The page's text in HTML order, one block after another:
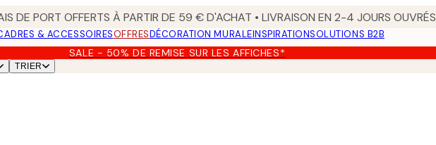
DE PORT OFFERTS À PARTIR DE 59 € D'ACHAT • LIVRAISON EN 2-4 JOURS OUVRÉS
& ACCESSOIRESOFFRESDÉCORATION MURALEINSPIRATIONSOLUTIONS B2B
SALE - 50% DE REMISE SUR LES AFFICHES*
TRIER